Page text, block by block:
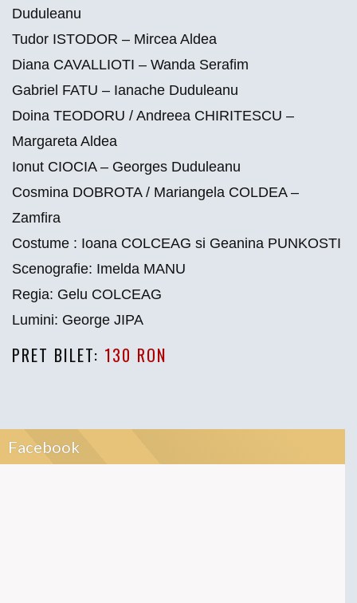
Duduleanu
Tudor ISTODOR – Mircea Aldea
Diana CAVALLIOTI – Wanda Serafim
Gabriel FATU – Ianache Duduleanu
Doina TEODORU / Andreea CHIRITESCU –
Margareta Aldea
Ionut CIOCIA – Georges Duduleanu
Cosmina DOBROTA / Mariangela COLDEA –
Zamfira
Costume : Ioana COLCEAG si Geanina PUNKOSTI
Scenografie: Imelda MANU
Regia: Gelu COLCEAG
Lumini: George JIPA
PRET BILET: 130 RON
Facebook